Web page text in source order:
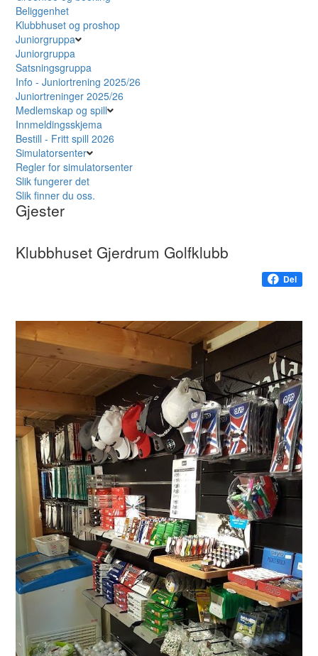
Beliggenhet
Klubbhuset og proshop
Juniorgruppa
Juniorgruppa
Satsningsgruppa
Info - Juniortrening 2025/26
Juniortreninger 2025/26
Medlemskap og spill
Innmeldingsskjema
Bestill - Fritt spill 2026
Simulatorsenter
Regler for simulatorsenter
Slik fungerer det
Slik finner du oss.
Gjester
Klubbhuset Gjerdrum Golfklubb
Del